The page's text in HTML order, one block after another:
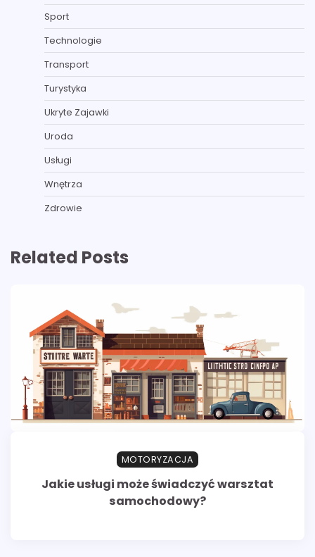
Sport
Technologie
Transport
Turystyka
Ukryte Zajawki
Uroda
Usługi
Wnętrza
Zdrowie
Related Posts
MOTORYZACJA
Jakie usługi może świadczyć warsztat
samochodowy?